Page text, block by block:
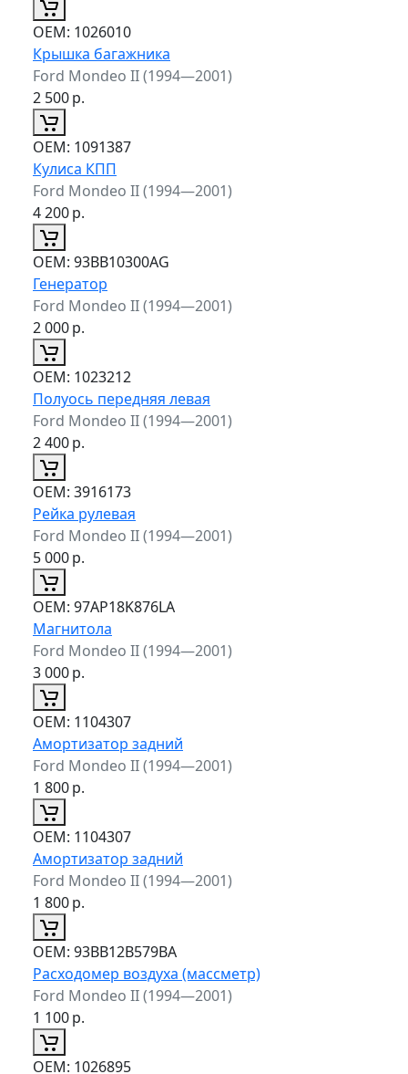
ОЕМ: 1026010
Крышка багажника
Ford Mondeo II (1994—2001)
2 500р.
ОЕМ: 1091387
Кулиса КПП
Ford Mondeo II (1994—2001)
4 200р.
ОЕМ: 93BB10300AG
Генератор
Ford Mondeo II (1994—2001)
2 000р.
ОЕМ: 1023212
Полуось передняя левая
Ford Mondeo II (1994—2001)
2 400р.
ОЕМ: 3916173
Рейка рулевая
Ford Mondeo II (1994—2001)
5 000р.
ОЕМ: 97AP18K876LA
Магнитола
Ford Mondeo II (1994—2001)
3 000р.
ОЕМ: 1104307
Амортизатор задний
Ford Mondeo II (1994—2001)
1 800р.
ОЕМ: 1104307
Амортизатор задний
Ford Mondeo II (1994—2001)
1 800р.
ОЕМ: 93BB12B579BA
Расходомер воздуха (массметр)
Ford Mondeo II (1994—2001)
1 100р.
ОЕМ: 1026895